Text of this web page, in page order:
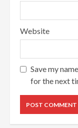
Website
Save my
for the next